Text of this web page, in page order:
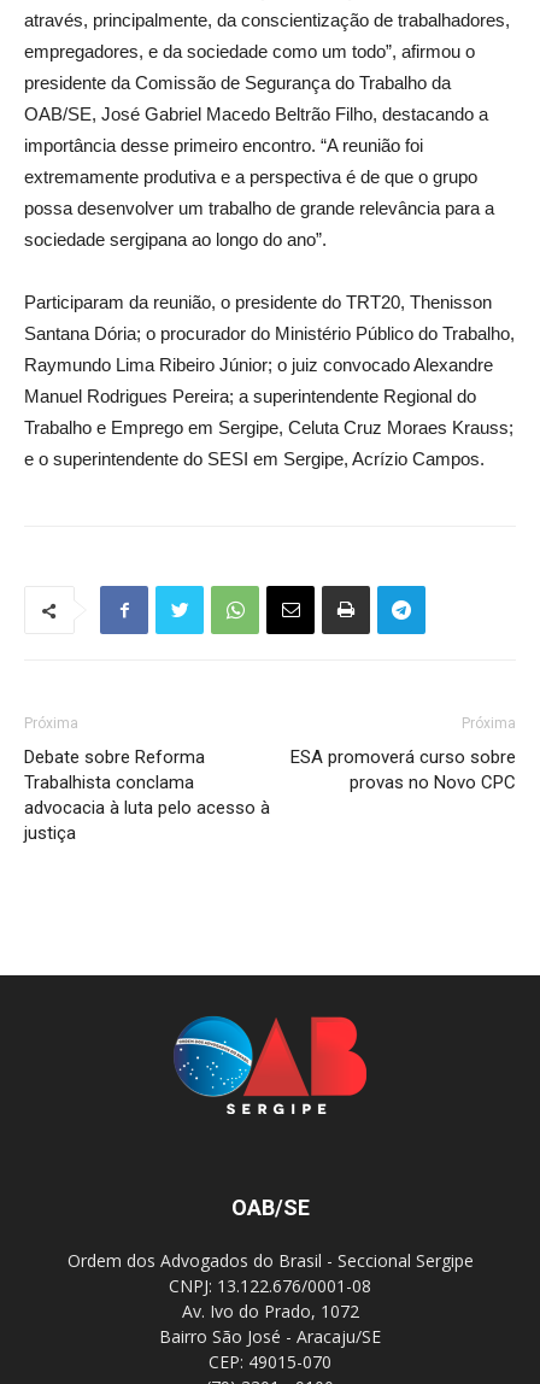
através, principalmente, da conscientização de trabalhadores,
empregadores, e da sociedade como um todo”, afirmou o
presidente da Comissão de Segurança do Trabalho da
OAB/SE, José Gabriel Macedo Beltrão Filho, destacando a
importância desse primeiro encontro. “A reunião foi
extremamente produtiva e a perspectiva é de que o grupo
possa desenvolver um trabalho de grande relevância para a
sociedade sergipana ao longo do ano”.
Participaram da reunião, o presidente do TRT20, Thenisson
Santana Dória; o procurador do Ministério Público do Trabalho,
Raymundo Lima Ribeiro Júnior; o juiz convocado Alexandre
Manuel Rodrigues Pereira; a superintendente Regional do
Trabalho e Emprego em Sergipe, Celuta Cruz Moraes Krauss;
e o superintendente do SESI em Sergipe, Acrízio Campos.
Próxima
Debate sobre Reforma
Trabalhista conclama
advocacia à luta pelo acesso à
justiça
Próxima
ESA promoverá curso sobre
provas no Novo CPC
OAB/SE
Ordem dos Advogados do Brasil - Seccional Sergipe
CNPJ: 13.122.676/0001-08
Av. Ivo do Prado, 1072
Bairro São José - Aracaju/SE
CEP: 49015-070